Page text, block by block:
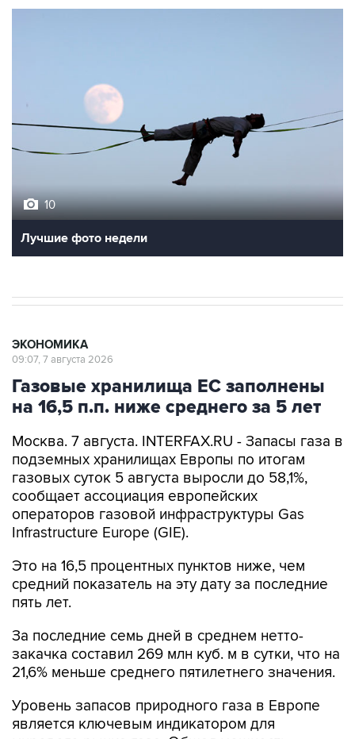
10
Лучшие фото недели
ЭКОНОМИКА
09:07, 7 августа 2026
Газовые хранилища ЕС заполнены
на 16,5 п.п. ниже среднего за 5 лет
Москва. 7 августа. INTERFAX.RU - Запасы газа в
подземных хранилищах Европы по итогам
газовых суток 5 августа выросли до 58,1%,
сообщает ассоциация европейских
операторов газовой инфраструктуры Gas
Infrastructure Europe (GIE).
Это на 16,5 процентных пунктов ниже, чем
средний показатель на эту дату за последние
пять лет.
За последние семь дней в среднем нетто-
закачка составил 269 млн куб. м в сутки, что на
21,6% меньше среднего пятилетнего значения.
Уровень запасов природного газа в Европе
является ключевым индикатором для